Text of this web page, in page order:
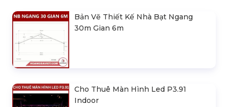
Bản Vẽ Thiết Kế Nhà Bạt Ngang
30m Gian 6m
Cho Thuê Màn Hình Led P3.91
Indoor